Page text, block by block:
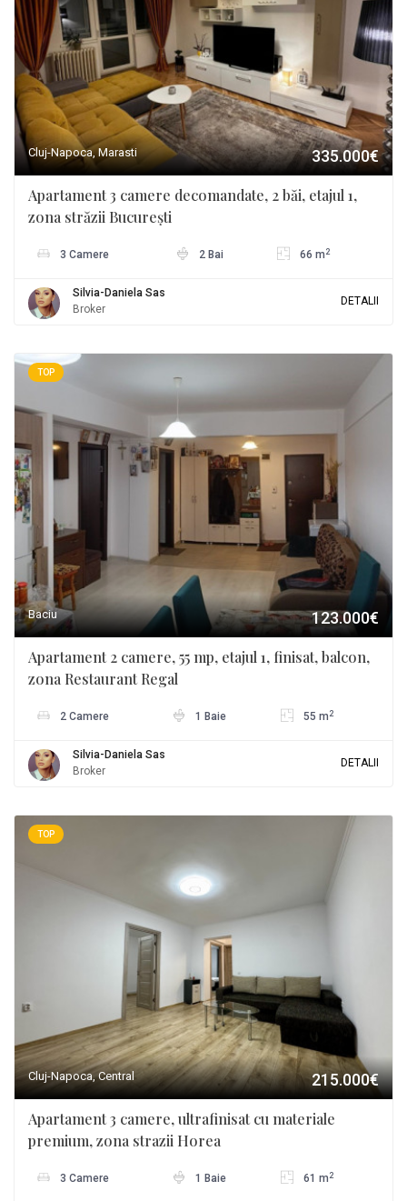
Cluj-Napoca, Marasti 335.000€
Apartament 3 camere decomandate, 2 băi, etajul 1,
zona străzii București
3 Camere 2 Bai 66 m 2
Silvia-Daniela Sas
Broker
DETALII
TOP
Baciu 123.000€
Apartament 2 camere, 55 mp, etajul 1, finisat, balcon,
zona Restaurant Regal
2 Camere 1 Baie 55 m 2
Silvia-Daniela Sas
Broker
DETALII
TOP
Cluj-Napoca, Central 215.000€
Apartament 3 camere, ultrafinisat cu materiale
premium, zona strazii Horea
3 Camere 1 Baie 61 m 2